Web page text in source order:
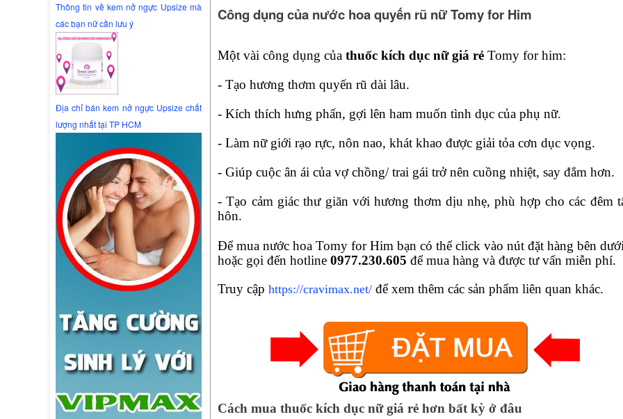
Thông tin về kem nở ngực Upsize mà
các bạn nữ cần lưu ý
Địa chỉ bán kem nở ngực Upsize chất
lượng nhất tại TP HCM
Công dụng của nước hoa quyến rũ nữTomy for Him
Một vài công dụng của thuốc kích dục nữ giá rẻ Tomy for him:
- Tạo hương thơm quyến rũ dài lâu.
- Kích thích hưng phấn, gợi lên ham muốn tình dục của phụ nữ.
- Làm nữ giới rạo rực, nôn nao, khát khao được giải tỏa cơn dục vọng.
- Giúp cuộc ân ái của vợ chồng/ trai gái trở nên cuồng nhiệt, say đắm hơn.
- Tạo cảm giác thư giãn với hương thơm dịu nhẹ, phù hợp cho các đêm
hôn.
Để mua nước hoa Tomy for Him bạn có thể click vào nút đặt hàng bên
hoặc gọi đến hotline 0977.230.605 để mua hàng và được tư vấn miễn phí.
Truy cập https://cravimax.net/ để xem thêm các sản phẩm liên quan khác.
Cách mua thuốc kích dục nữ giá rẻ hơn bất kỳ ở đâu